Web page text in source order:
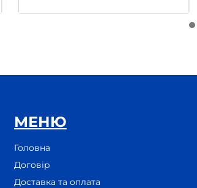
МЕНЮ
Головна
Договір
Доставка та оплата